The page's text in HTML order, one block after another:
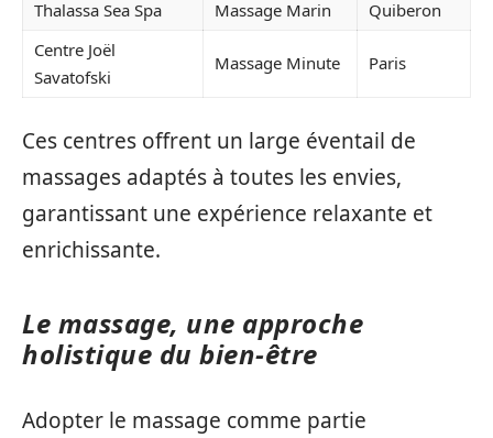
Thalassa Sea Spa Massage Marin
Quiberon
Centre Joël
Savatofski
Massage Minute Paris
Ces centres offrent un large éventail de
massages adaptés à toutes les envies,
garantissant une expérience relaxante et
enrichissante.
Le massage, une approche
holistique du bien-être
Adopter le massage comme partie